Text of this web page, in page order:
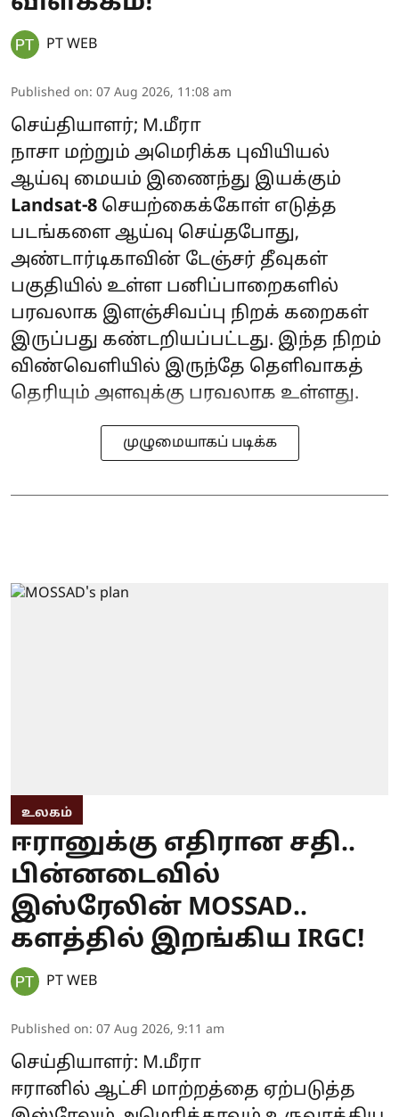
PT WEB
Published on: 07 Aug 2026, 11:08 am
செய்தியாளர்; M.மீரா
நாசா மற்றும் அமெரிக்க புவியியல்
ஆய்வு மையம் இணைந்து இயக்கும்
Landsat-8 செயற்கைக்கோள் எடுத்த
படங்களை ஆய்வு செய்தபோது,
அண்டார்டிகாவின் டேஞ்சர் தீவுகள்
பகுதியில் உள்ள பனிப்பாறைகளில்
பரவலாக இளஞ்சிவப்பு நிறக் கறைகள்
இருப்பது கண்டறியப்பட்டது. இந்த நிறம்
விண்வெளியில் இருந்தே தெளிவாகத்
தெரியும் அளவுக்கு பரவலாக உள்ளது.
முழுமையாகப் படிக்க
உலகம்
ஈரானுக்கு எதிரான சதி..
பின்னடைவில்
இஸ்ரேலின் MOSSAD..
களத்தில் இறங்கிய IRGC!
PT WEB
Published on: 07 Aug 2026, 9:11 am
செய்தியாளர்: M.மீரா
ஈரானில் ஆட்சி மாற்றத்தை ஏற்படுத்த